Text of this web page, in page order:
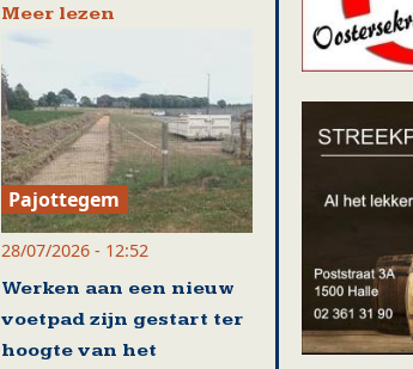
Meer lezen
Pajottegem
28/07/2026 - 12:52
Werken aan een nieuw
voetpad zijn gestart ter
hoogte van het